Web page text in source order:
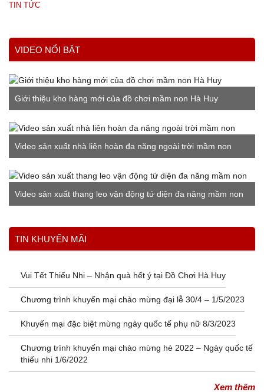
TIN TỨC
VIDEO NỔI BẬT
Giới thiệu kho hàng mới của đồ chơi mầm non Hà Huy
Video sản xuất nhà liên hoàn đa năng ngoài trời mầm non
Video sản xuất thang leo vận động tứ diện đa năng mầm non
Xem thêm
TIN KHUYẾN MÃI
Vui Tết Thiếu Nhi – Nhận quà hết ý tại Đồ Chơi Hà Huy
Chương trình khuyến mại chào mừng đại lễ 30/4 – 1/5/2023
Khuyến mại đặc biệt mừng ngày quốc tế phụ nữ 8/3/2023
Chương trình khuyến mại chào mừng hè 2022 – Ngày quốc tế
thiếu nhi 1/6/2022
Xem thêm